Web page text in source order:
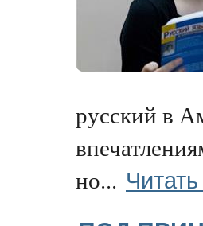
русский в
но...